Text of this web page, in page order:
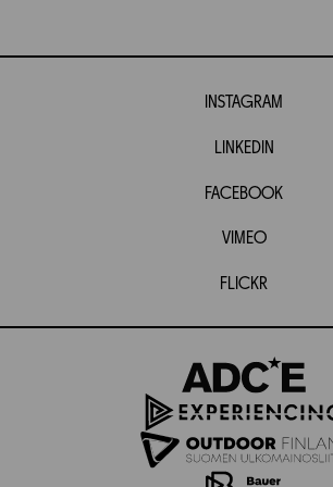
INSTAGRAM
LINKEDIN
FACEBOOK
VIMEO
FLICKR